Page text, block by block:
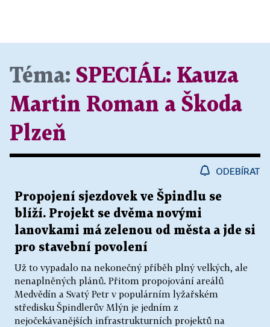
Téma: SPECIÁL: Kauza
Martin Roman a Škoda
Plzeň
ODEBÍRAT
Propojení sjezdovek ve Špindlu se
blíží. Projekt se dvěma novými
lanovkami má zelenou od města a jde si
pro stavební povolení
Už to vypadalo na nekonečný příběh plný velkých, ale
nenaplněných plánů. Přitom propojování areálů
Medvědín a Svatý Petr v populárním lyžařském
středisku Špindlerův Mlýn je jedním z
nejočekávanějších infrastrukturních projektů na